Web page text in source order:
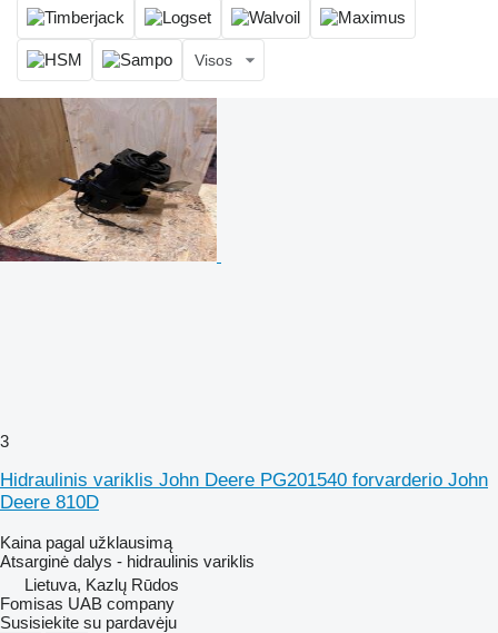
Visos
3
Hidraulinis variklis John Deere PG201540 forvarderio John
Deere 810D
Kaina pagal užklausimą
Atsarginė dalys - hidraulinis variklis
Lietuva, Kazlų Rūdos
Fomisas UAB company
Susisiekite su pardavėju